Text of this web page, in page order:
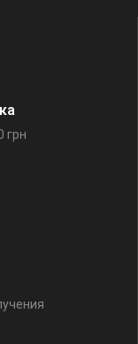
грн